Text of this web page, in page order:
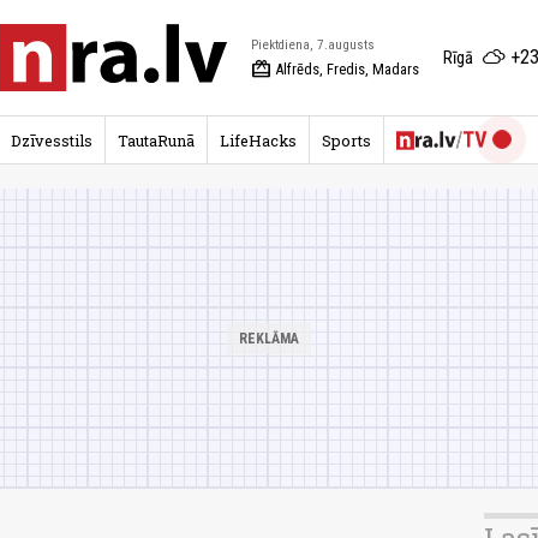
Piektdiena, 7.augusts
redeem Alfrēds, Fredis, Madars
Rīgā
Dzīvesstils TautaRunā LifeHacks Sports